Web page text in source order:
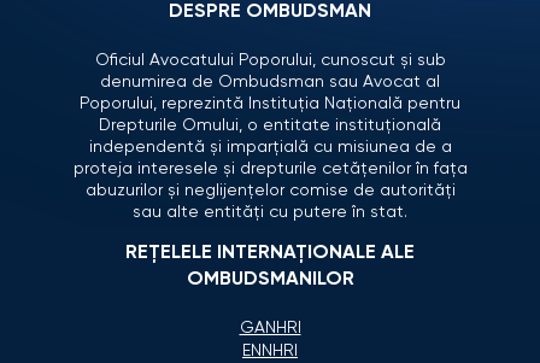
DESPRE OMBUDSMAN
Oficiul Avocatului Poporului, cunoscut și sub
denumirea de Ombudsman sau Avocat al
Poporului, reprezintă Instituția Națională pentru
Drepturile Omului, o entitate instituțională
independentă și imparțială cu misiunea de a
proteja interesele și drepturile cetățenilor în fața
abuzurilor și neglijențelor comise de autorități
sau alte entități cu putere în stat.
REȚELELE INTERNAȚIONALE ALE
OMBUDSMANILOR
GANHRI
ENNHRI